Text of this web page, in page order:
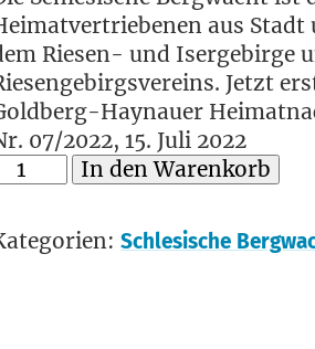
aus
Riesen- und Isergebirge
Jetzt
Haynauer
07/2022, 15. Juli 2022
In den Warenkorb
Schlesische